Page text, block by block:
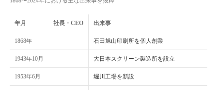
年月 社長・CEO 出来事
1868年 石田旭山印刷所を個人創業
1943年10月 大日本スクリーン製造所を設立
1953年6月 堀川工場を新設